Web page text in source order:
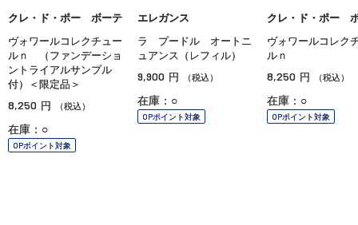
クレ・ド・ポー ボーテ
ヴォワールコレクチュー
ルｎ （ファンデーショ
ントライアルサンプル
付）＜限定品＞
8,250 円 （税込）
在庫：○
OPポイント対象
エレガンス
ラ プードル オートニ
ュアンス（レフィル）
9,900 円 （税込）
在庫：○
OPポイント対象
クレ・ド・ポー
ヴォワールコレク
ルｎ
8,250 円 （税込）
在庫：○
OPポイント対象